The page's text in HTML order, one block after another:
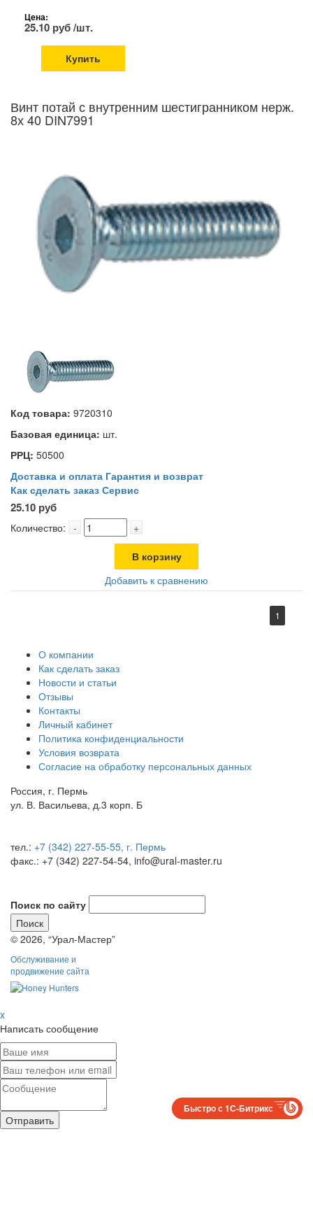
Цена:
25.10 руб /шт.
Купить
Винт потай с внутренним шестигранником нерж.
8х 40 DIN7991
Код товара: 9720310
Базовая единица: шт.
РРЦ: 50500
Доставка и оплата Гарантия и возврат
Как сделать заказ Сервис
25.10 руб
Количество: - +
В корзину
Добавить к сравнению
1
О компании
Как сделать заказ
Новости и статьи
Отзывы
Контакты
Личный кабинет
Политика конфиденциальности
Условия возврата
Согласие на обработку персональных данных
Россия, г. Пермь
ул. В. Васильева, д.3 корп. Б
тел.: +7 (342) 227-55-55, г. Пермь
факс.: +7 (342) 227-54-54, info@ural-master.ru
Поиск по сайту
© 2026, “Урал-Мастер”
Обслуживание и
продвижение сайта
x
Написать сообщение
Отправить
Быстро с 1С-Битрикс